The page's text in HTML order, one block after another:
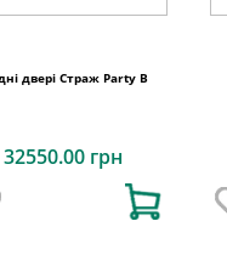
двері Страж Party B
32550.00 грн